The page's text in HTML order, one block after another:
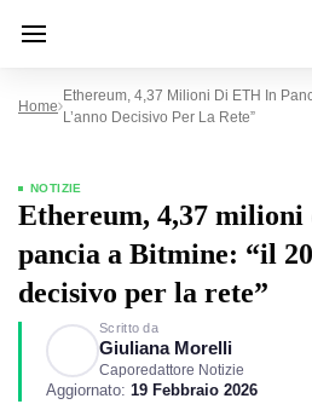
Home
Ethereum, 4,37 Milioni Di ETH In
L’anno Decisivo Per La Rete”
NOTIZIE
Ethereum, 4,37
pancia a Bitmine: “il
decisivo per la rete”
Scritto da
Giuliana Morelli
Caporedattore Notizie
Aggiornato: 19 Febbraio 2026